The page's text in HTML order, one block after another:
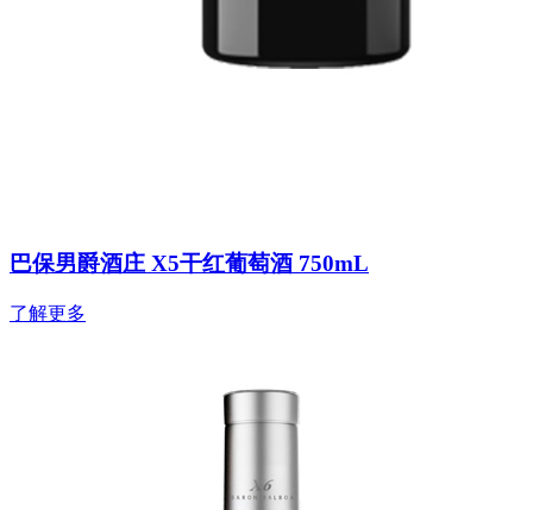
巴保男爵酒庄 X5干红葡萄酒 750mL
了解更多